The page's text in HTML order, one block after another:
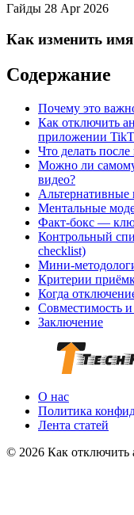
Гайды 28 Apr 2026
Как изменить
Содержание
Почему это
Как отключить
приложении
Что делать
Можно ли
видео?
Альтернативные
Ментальные
Факт-бокс —
Контрольный
checklist)
Мини-
Критерии
Когда
Совместимость
Заключение
О нас
Политика
Лента статей
© 2026 Как